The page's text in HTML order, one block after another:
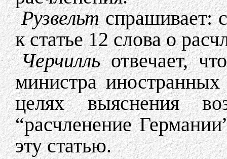
Рузвельтспрашивает:
к статье 12 слова о
Черчилльотвечает,
министра
целях выяснения
“расчленение
эту статью.